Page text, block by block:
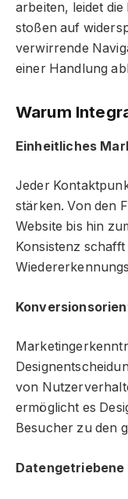
arbeiten, leidet
stoßen auf
verwirrende
einer Handlung
Warum
Einheitliches
Jeder
stärken. Von den
Website bis hin
Konsistenz
von
ermöglicht es
Besucher zu den
Datengetriebene